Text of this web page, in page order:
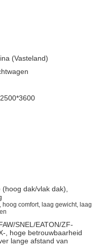
(Vasteland)
dak/vlak dak),
comfort, laag gewicht, laag
SNEL/EATON/ZF-
, hoge betrouwbaarheid
lange afstand van